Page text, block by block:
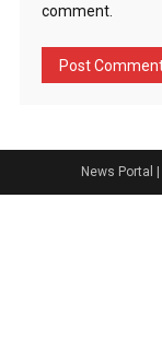
comment.
News Portal |